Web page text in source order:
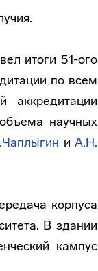
итоги 51-ого
по всем
аккредитации
научных
иА.Н.
корпуса
В здании
кампус